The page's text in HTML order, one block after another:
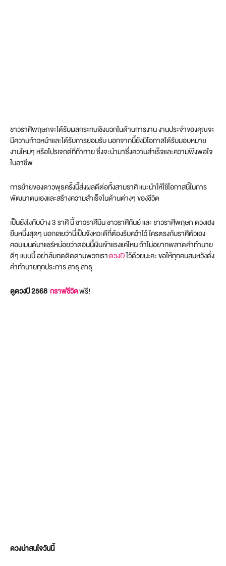
ชาวราศีพฤษภจะได้รับผลกระทบเชิงบวกในด้านการงาน งานประจำของคุณจะ
มีความก้าวหน้าและได้รับการยอมรับ นอกจากนี้ยังมีโอกาสได้รับมอบหมาย
งานใหม่ๆ หรือโปรเจกต์ที่ท้าทาย ซึ่งจะนำมาซึ่งความสำเร็จและความพึงพอใจ
ในอาชีพ​
การย้ายของดาวพุธครั้งนี้ส่งผลดีต่อทั้งสามราศี แนะนำให้ใช้โอกาสนี้ในการ
พัฒนาตนเองและสร้างความสำเร็จในด้านต่างๆ ของชีวิต
เป็นยังไงกับบ้าง 3 ราศี นี้ ชาวราศีมีน ชาวราศีกันย์ และ ชาวราศีพฤษภ ดวงเฮง
ยืนหนึ่งสุดๆ บอกเลยว่านี่เป็นจังหวะดีที่ต้องรีบคว้าไว้ ใครตรงกับราศีตัวเอง
คอมเมนต์มาแชร์หน่อยว่าตอนนี้เงินเข้าแรงแค่ไหน ถ้าไม่อยากพลาดคำทำนาย
ดีๆ แบบนี้ อย่าลืมกดติดตามพวกเราดวงDไว้ด้วยนะคะ ขอให้ทุกคนสมหวังดั่ง
คำทำนายทุกประการ สาธุ สาธุ
ดูดวงปี 2568 กราฟชีวิตฟรี!
ดวงน่าสนใจวันนี้